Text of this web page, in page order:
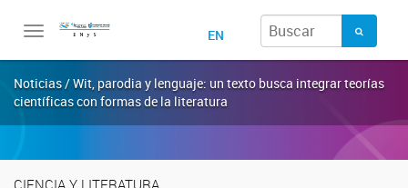
Toggle
EN
Noticias / Wit, parodia y lenguaje: un texto busca integrar teorías
científicas con formas de la literatura
CIENCIA Y LITERATURA